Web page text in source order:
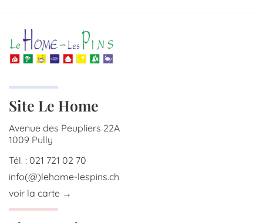
Site Le Home
Avenue des Peupliers 22A
1009 Pully
Tél. : 021 721 02 70
info(@)lehome-lespins.ch
voir la carte →